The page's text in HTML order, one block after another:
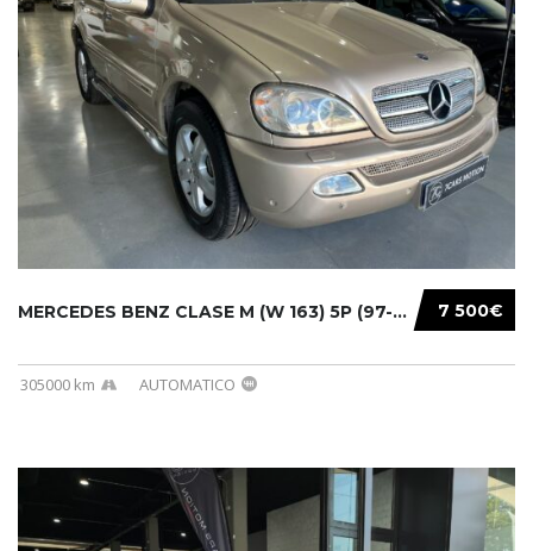
7 500€
MERCEDES BENZ CLASE M (W 163) 5P (97-05) 200...
305000 km AUTOMATICO